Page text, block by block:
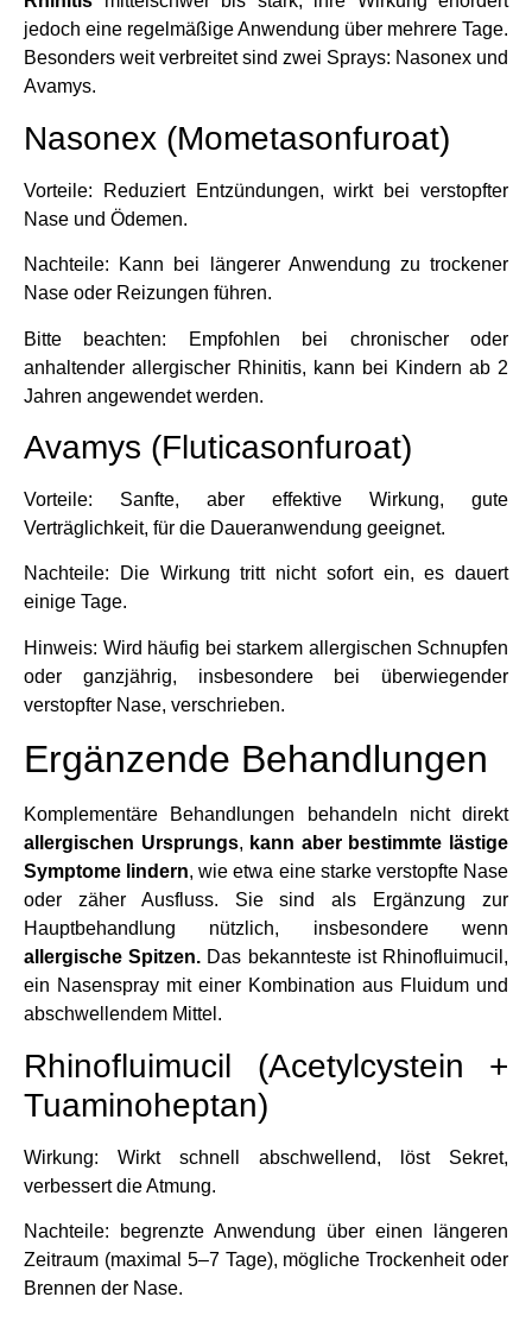
jedoch eine regelmäßige Anwendung über mehrere Tage.
Besonders weit verbreitet sind zwei Sprays: Nasonex und
Avamys.
Nasonex (Mometasonfuroat)
Vorteile: Reduziert Entzündungen, wirkt bei verstopfter
Nase und Ödemen.
Nachteile: Kann bei längerer Anwendung zu trockener
Nase oder Reizungen führen.
Bitte beachten: Empfohlen bei chronischer oder
anhaltender allergischer Rhinitis, kann bei Kindern ab 2
Jahren angewendet werden.
Avamys (Fluticasonfuroat)
Vorteile: Sanfte, aber effektive Wirkung, gute
Verträglichkeit, für die Daueranwendung geeignet.
Nachteile: Die Wirkung tritt nicht sofort ein, es dauert
einige Tage.
Hinweis: Wird häufig bei starkem allergischen Schnupfen
oder ganzjährig, insbesondere bei überwiegender
verstopfter Nase, verschrieben.
Ergänzende Behandlungen
Komplementäre Behandlungen behandeln nicht direkt
allergischen Ursprungs, kann aber bestimmte lästige
Symptome lindern, wie etwa eine starke verstopfte Nase
oder zäher Ausfluss. Sie sind als Ergänzung zur
Hauptbehandlung nützlich, insbesondere wenn
allergische Spitzen. Das bekannteste ist Rhinofluimucil,
ein Nasenspray mit einer Kombination aus Fluidum und
abschwellendem Mittel.
Rhinofluimucil (Acetylcystein +
Tuaminoheptan)
Wirkung: Wirkt schnell abschwellend, löst Sekret,
verbessert die Atmung.
Nachteile: begrenzte Anwendung über einen längeren
Zeitraum (maximal 5–7 Tage), mögliche Trockenheit oder
Brennen der Nase.